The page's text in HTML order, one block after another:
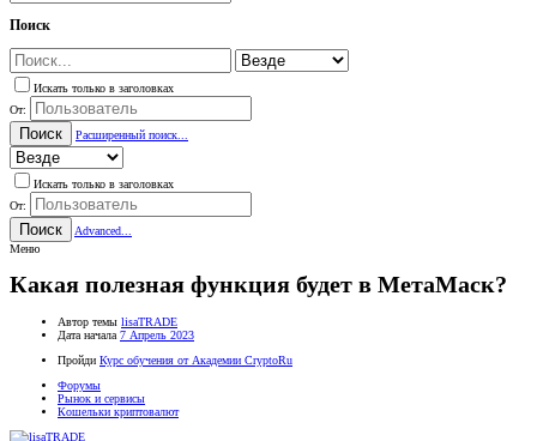
Поиск
Искать только в заголовках
От:
Поиск Расширенный поиск...
Искать только в заголовках
От:
Поиск
Advanced...
Меню
Какая полезная функция будет в МетаМаск?
Автор темы lisaTRADE
Дата начала 7 Апрель 2023
Пройди Курс обучения от Академии CryptoRu
Форумы
Рынок и сервисы
Кошельки криптовалют